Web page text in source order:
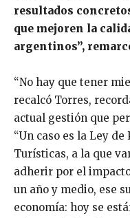
resultados
que mejoren la
argentinos”,
“No hay que tener
recalcó Torres,
actual gestión que
“Un caso es la Ley
Turísticas, a la que
adherir por el
un año y medio, ese
economía: hoy se